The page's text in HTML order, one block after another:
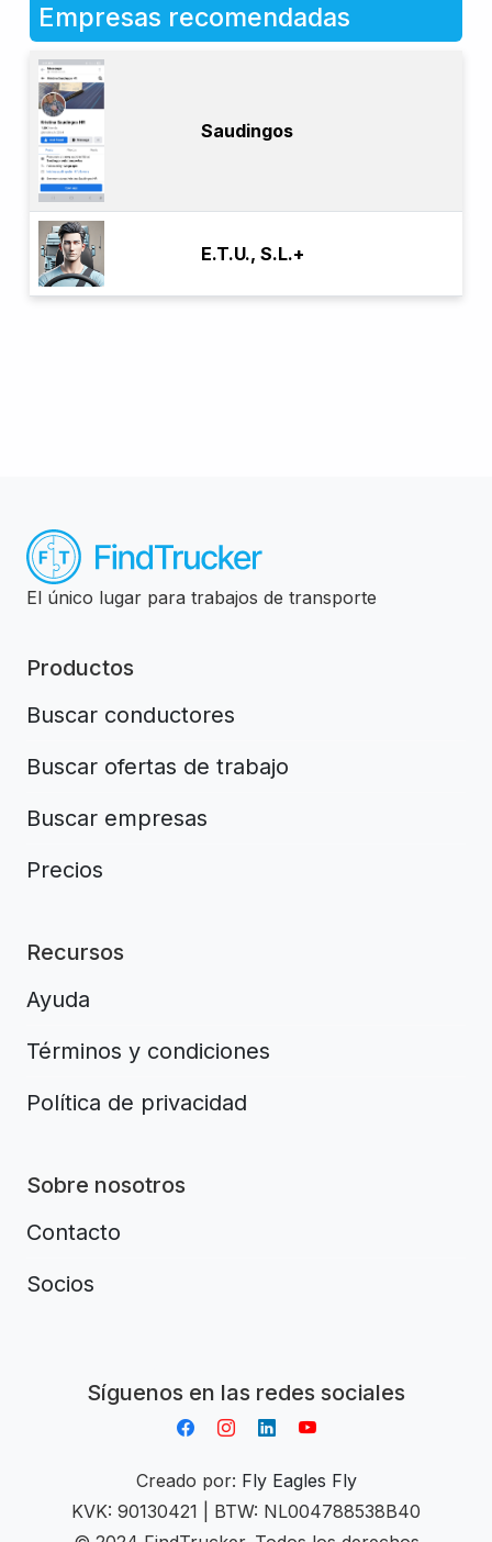
Empresas recomendadas
Saudingos
E.T.U., S.L.+
El único lugar para trabajos de transporte
Productos
Buscar conductores
Buscar ofertas de trabajo
Buscar empresas
Precios
Recursos
Ayuda
Términos y condiciones
Política de privacidad
Sobre nosotros
Contacto
Socios
Síguenos en las redes sociales
Creado por: Fly Eagles Fly
KVK: 90130421 | BTW: NL004788538B40